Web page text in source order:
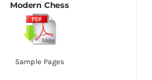
Modern Chess
Sample Pages